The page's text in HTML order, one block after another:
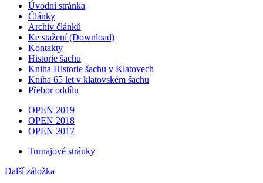
Úvodní stránka
Články
Archiv článků
Ke stažení (Download)
Kontakty
Historie šachu
Kniha Historie šachu v Klatovech
Kniha 65 let v klatovském šachu
Přebor oddílu
OPEN 2019
OPEN 2018
OPEN 2017
Turnajové stránky
Další záložka